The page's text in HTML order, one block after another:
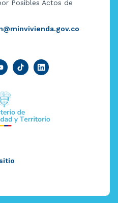
Posibles Actos de